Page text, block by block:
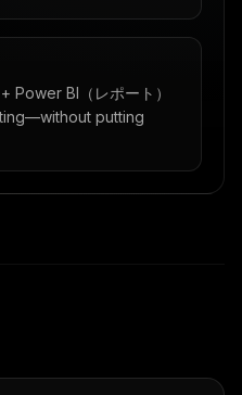
+ Power BI（レポート）
putting